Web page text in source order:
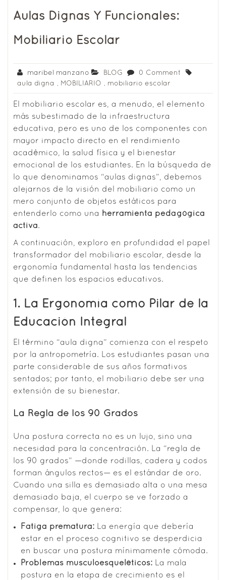
Aulas Dignas Y Funcionales:
Mobiliario Escolar
maribel manzano BLOG
0 Comment
aula digna
MOBILIARIO mobiliario escolar
El mobiliario escolar es, a menudo, el elemento
más subestimado de la infraestructura
educativa, pero es uno de los componentes con
mayor impacto directo en el rendimiento
académico, la salud física y el bienestar
emocional de los estudiantes. En la búsqueda de
lo que denominamos “aulas dignas”, debemos
alejarnos de la visión del mobiliario como un
mero conjunto de objetos estáticos para
entenderlo como una
herramienta pedagógica
activa.
A continuación, exploro en profundidad el papel
transformador del mobiliario escolar, desde la
ergonomía fundamental hasta las tendencias
que definen los espacios educativos.
1. La Ergonomía como Pilar de la
Educación Integral
El término “aula digna” comienza con el respeto
por la antropometría. Los estudiantes pasan una
parte considerable de sus años formativos
sentados; por tanto, el mobiliario debe ser una
extensión de su bienestar.
La Regla de los 90 Grados
Una postura correcta no es un lujo, sino una
necesidad para la concentración. La “regla de
los 90 grados” —donde rodillas, cadera y codos
forman ángulos rectos— es el estándar de oro.
Cuando una silla es demasiado alta o una mesa
demasiado baja, el cuerpo se ve forzado a
compensar, lo que genera:
Fatiga prematura: La energía que debería
estar en el proceso cognitivo se desperdicia
en buscar una postura mínimamente cómoda.
Problemas musculoesqueléticos: La mala
postura en la etapa de crecimiento es el